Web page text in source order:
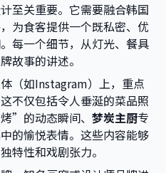
至关重要。它需要融合韩国
为食客提供一个既私密、优
每一个细节，从灯光、餐具
故事的讲述。
（如Instagram）上，重点
不仅包括令人垂涎的菜品照
”的动态瞬间、 梦炭主厨专
的愉悦表情。这些内容能够
特性和戏剧张力。